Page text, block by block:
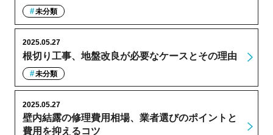
未分類
根切り工事、地盤改良が必要なケースとその理由
2025.05.27
未分類
壁内結露の修理費用相場、業者選びのポイントと
費用を抑えるコツ
2025.05.27